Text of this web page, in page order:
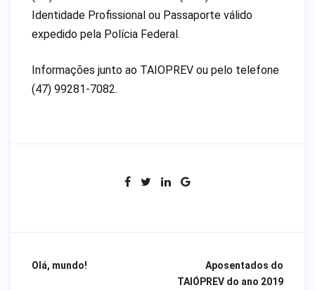
Identidade Profissional ou Passaporte válido
expedido pela Polícia Federal.
Informações junto ao TAIOPREV ou pelo telefone
(47) 99281-7082.
Olá, mundo!
Aposentados do
TAIÓPREV do ano 2019